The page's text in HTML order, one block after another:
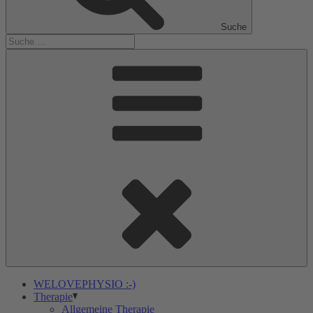
Suche
WELOVEPHYSIO :-)
Therapie
Allgemeine Therapie